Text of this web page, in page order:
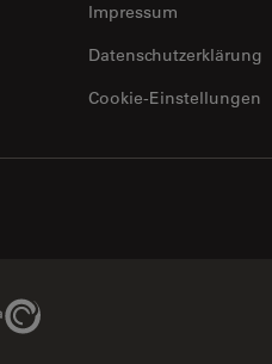
Impressum
Datenschutzerklärung
Cookie-Einstellungen
Genedata Link